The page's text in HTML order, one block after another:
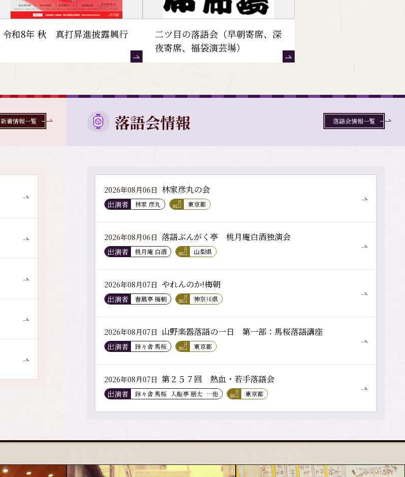
令和8年 秋 真打昇進披露興行
二ツ目の落語会（早朝寄席、深
夜寄席、福袋演芸場）
新着情報一覧 落語会情報
2026年08月06日 林家彦丸の会
出演者 林家 彦丸 東京都
2026年08月06日 落語ぶんがく亭 桃月庵白酒独演会
出演者 桃月庵 白酒 山梨県
2026年08月07日 やれんのか!梅朝
出演者 春風亭 梅朝 神奈川県
2026年08月07日 山野楽器落語の一日 第一部：馬桜落語講座
出演者 鈴々舎 馬桜 東京都
2026年08月07日 第２５７回 熱血・若手落語会
出演者 鈴々舎 馬桜 入船亭 扇太 …他 東京都
落語会情報一覧